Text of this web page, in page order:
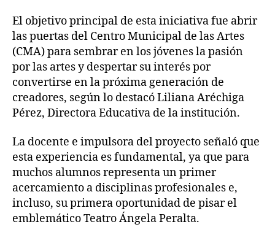
El objetivo principal de esta iniciativa fue abrir
las puertas del Centro Municipal de las Artes
(CMA) para sembrar en los jóvenes la pasión
por las artes y despertar su interés por
convertirse en la próxima generación de
creadores, según lo destacó Liliana Aréchiga
Pérez, Directora Educativa de la institución.
La docente e impulsora del proyecto señaló que
esta experiencia es fundamental, ya que para
muchos alumnos representa un primer
acercamiento a disciplinas profesionales e,
incluso, su primera oportunidad de pisar el
emblemático Teatro Ángela Peralta.